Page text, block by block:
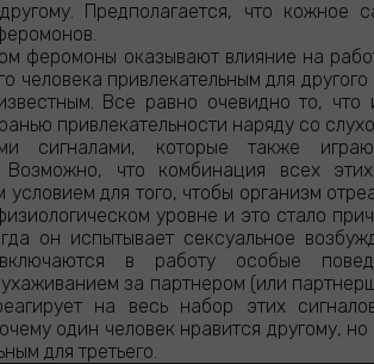
Предполагается, что кожное
феромоны оказывают влияние на
человека привлекательным для
Все равно очевидно то, что
привлекательности наряду со
сигналами, которые также
Возможно, что комбинация всех этих
для того, чтобы организм
уровне и это стало
он испытывает сексуальное
в работу особые
за партнером (или
на весь набор этих
один человек нравится другому,
для третьего.